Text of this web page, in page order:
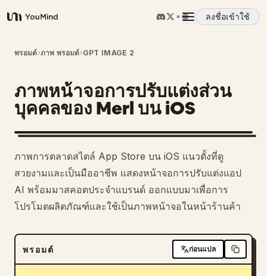
YouMind
ลงชื่อเข้าใช้
ภาพรวม
กรณีการใช้งาน
ทักษะ
พรอมต์
ราคา
ดาวน์โหลด
พรอมต์›ภาพ พรอมต์›GPT IMAGE 2
ภาพหน้าจอการปรับแต่งส่วน
บุคคลของ Merl บน iOS
ภาพการตลาดสไตล์ App Store บน iOS แนวตั้งที่ดู
สวยงามและเป็นมืออาชีพ แสดงหน้าจอการปรับแต่งแอป
AI พร้อมมาสคอตประจำแบรนด์ ออกแบบมาเพื่อการ
โปรโมตผลิตภัณฑ์และใช้เป็นภาพหน้าจอในหน้าร้านค้า
พรอมต์ ก่อนแปล